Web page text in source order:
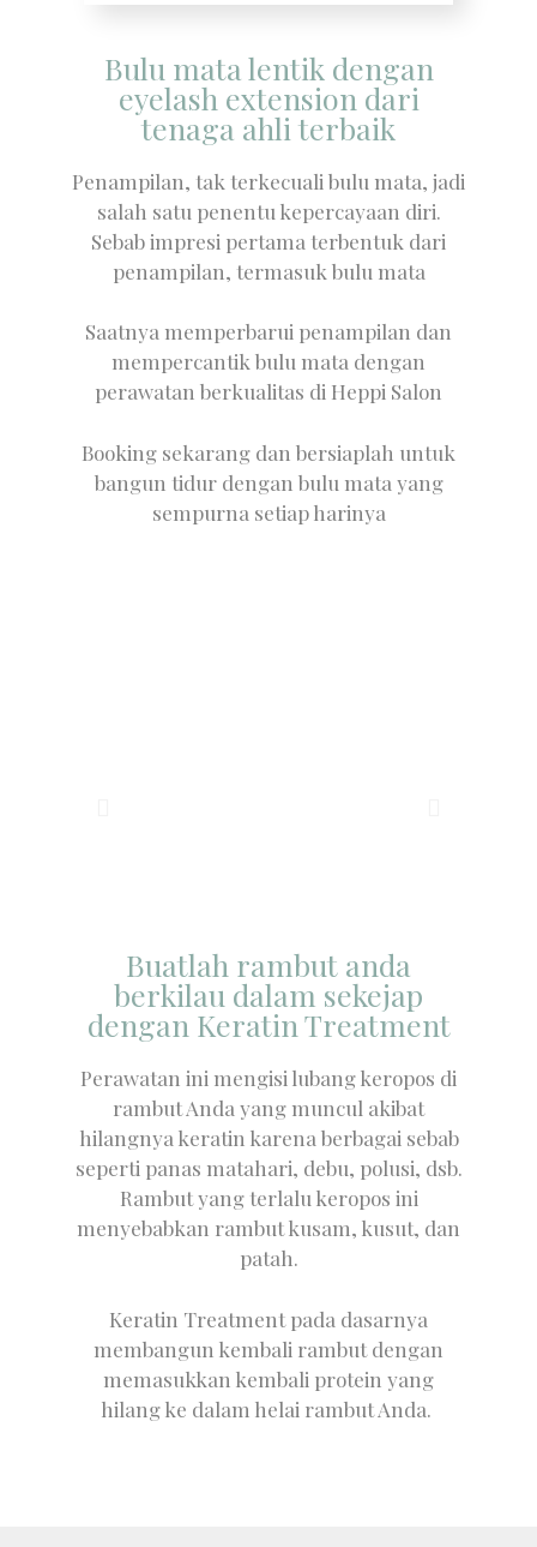
Bulu mata lentik dengan
eyelash extension dari
tenaga ahli terbaik
Penampilan, tak terkecuali bulu mata, jadi
salah satu penentu kepercayaan diri.
Sebab impresi pertama terbentuk dari
penampilan, termasuk bulu mata
Saatnya memperbarui penampilan dan
mempercantik bulu mata dengan
perawatan berkualitas di Heppi Salon
Booking sekarang dan bersiaplah untuk
bangun tidur dengan bulu mata yang
sempurna setiap harinya
Buatlah rambut anda
berkilau dalam sekejap
dengan Keratin Treatment
Perawatan ini mengisi lubang keropos di
rambut Anda yang muncul akibat
hilangnya keratin karena berbagai sebab
seperti panas matahari, debu, polusi, dsb.
Rambut yang terlalu keropos ini
menyebabkan rambut kusam, kusut, dan
patah.
Keratin Treatment pada dasarnya
membangun kembali rambut dengan
memasukkan kembali protein yang
hilang ke dalam helai rambut Anda.